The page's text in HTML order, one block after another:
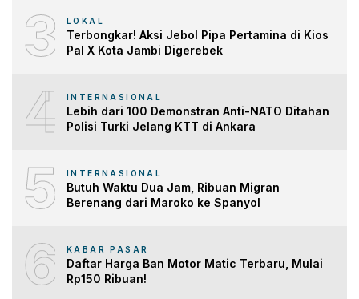
3 LOKAL
Terbongkar! Aksi Jebol Pipa Pertamina di Kios
Pal X Kota Jambi Digerebek
4 INTERNASIONAL
Lebih dari 100 Demonstran Anti-NATO Ditahan
Polisi Turki Jelang KTT di Ankara
5 INTERNASIONAL
Butuh Waktu Dua Jam, Ribuan Migran
Berenang dari Maroko ke Spanyol
6 KABAR PASAR
Daftar Harga Ban Motor Matic Terbaru, Mulai
Rp150 Ribuan!